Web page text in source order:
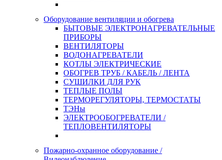
Оборудование вентиляции и обогрева
БЫТОВЫЕ ЭЛЕКТРОНАГРЕВАТЕЛЬНЫЕ
ПРИБОРЫ
ВЕНТИЛЯТОРЫ
ВОДОНАГРЕВАТЕЛИ
КОТЛЫ ЭЛЕКТРИЧЕСКИЕ
ОБОГРЕВ ТРУБ / КАБЕЛЬ / ЛЕНТА
СУШИЛКИ ДЛЯ РУК
ТЕПЛЫЕ ПОЛЫ
ТЕРМОРЕГУЛЯТОРЫ, ТЕРМОСТАТЫ
ТЭНы
ЭЛЕКТРООБОГРЕВАТЕЛИ /
ТЕПЛОВЕНТИЛЯТОРЫ
Пожарно-охранное оборудование /